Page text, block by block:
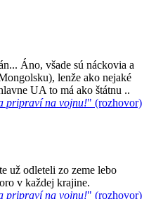
Áno, všade sú náckovia a
lenže ako nejaké
UA to má ako štátnu ..
pripraví na vojnu!" (rozhovor)
už odleteli zo zeme lebo
v každej krajine.
pripraví na vojnu!" (rozhovor)